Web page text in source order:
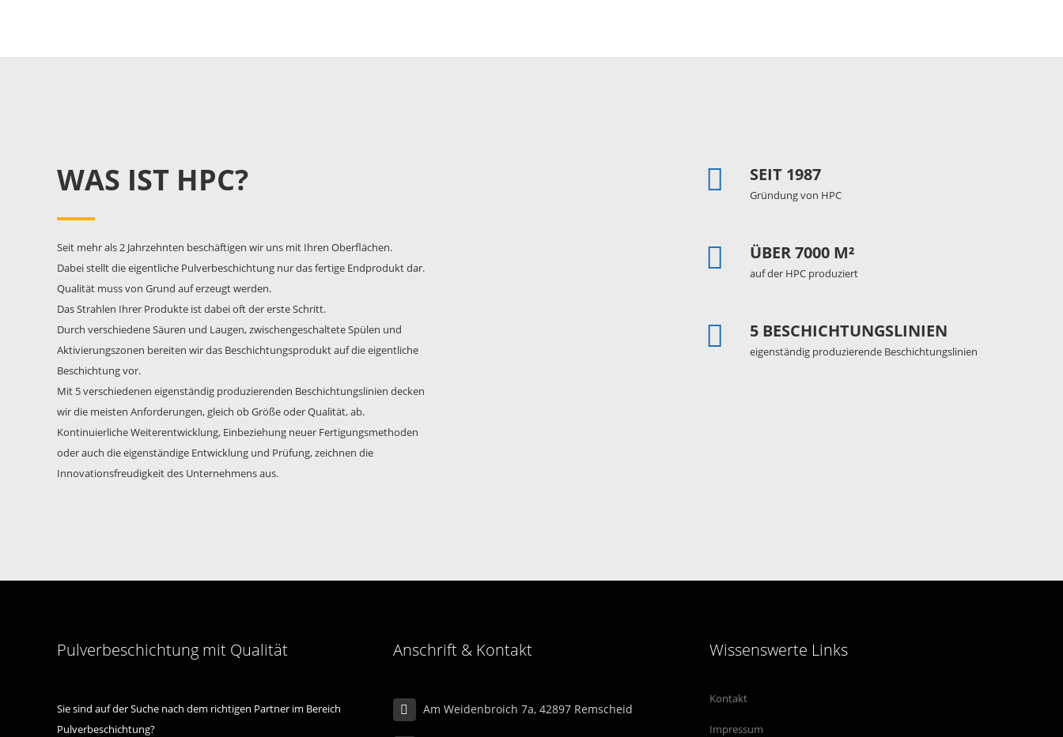
WAS IST HPC?
Seit mehr als 2 Jahrzehnten beschäftigen wir uns mit Ihren Oberflächen.
Dabei stellt die eigentliche Pulverbeschichtung nur das fertige Endprodukt dar.
Qualität muss von Grund auf erzeugt werden.
Das Strahlen Ihrer Produkte ist dabei oft der erste Schritt.
Durch verschiedene Säuren und Laugen, zwischengeschaltete Spülen und
Aktivierungszonen bereiten wir das Beschichtungsprodukt auf die eigentliche
Beschichtung vor.
Mit 5 verschiedenen eigenständig produzierenden Beschichtungslinien decken
wir die meisten Anforderungen, gleich ob Größe oder Qualität, ab.
Kontinuierliche Weiterentwicklung, Einbeziehung neuer Fertigungsmethoden
oder auch die eigenständige Entwicklung und Prüfung, zeichnen die
Innovationsfreudigkeit des Unternehmens aus.
SEIT 1987
Gründung von HPC
ÜBER 7000 M²
auf der HPC produziert
5 BESCHICHTUNGSLINIEN
eigenständig produzierende Beschichtungslinien
Pulverbeschichtung mit Qualität
Sie sind auf der Suche nach dem richtigen Partner im Bereich
Pulverbeschichtung?
Anschrift & Kontakt
Am Weidenbroich 7a, 42897 Remscheid
Wissenswerte Links
Kontakt
Impressum